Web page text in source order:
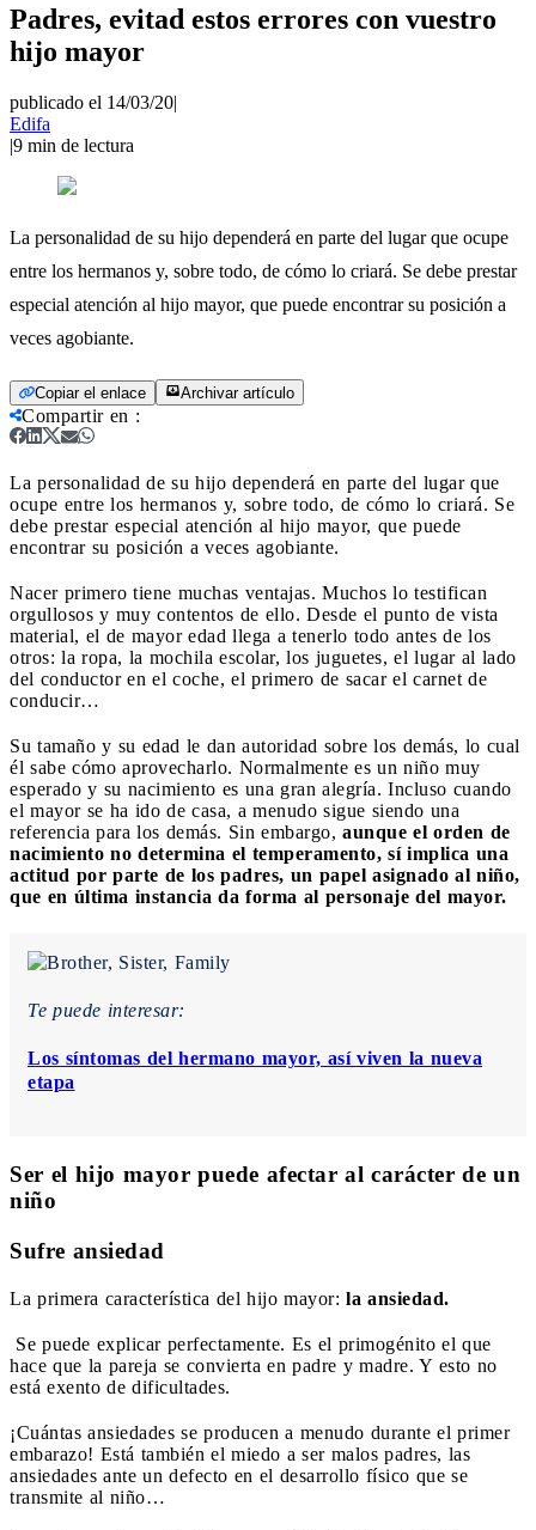
Padres, evitad estos errores con vuestro
hijo mayor
publicado el 14/03/20|
Edifa
|9 min de lectura
La personalidad de su hijo dependerá en parte del lugar que ocupe
entre los hermanos y, sobre todo, de cómo lo criará. Se debe prestar
especial atención al hijo mayor, que puede encontrar su posición a
veces agobiante.
Copiar el enlace Archivar artículo
Compartir en :
La personalidad de su hijo dependerá en parte del lugar que
ocupe entre los hermanos y, sobre todo, de cómo lo criará. Se
debe prestar especial atención al hijo mayor, que puede
encontrar su posición a veces agobiante.
Nacer primero tiene muchas ventajas. Muchos lo testifican
orgullosos y muy contentos de ello. Desde el punto de vista
material, el de mayor edad llega a tenerlo todo antes de los
otros: la ropa, la mochila escolar, los juguetes, el lugar al lado
del conductor en el coche, el primero de sacar el carnet de
conducir…
Su tamaño y su edad le dan autoridad sobre los demás, lo cual
él sabe cómo aprovecharlo. Normalmente es un niño muy
esperado y su nacimiento es una gran alegría. Incluso cuando
el mayor se ha ido de casa, a menudo sigue siendo una
referencia para los demás. Sin embargo, aunque el orden de
nacimiento no determina el temperamento, sí implica una
actitud por parte de los padres, un papel asignado al niño,
que en última instancia da forma al personaje del mayor.
Te puede interesar:
Los síntomas del hermano mayor, así viven la nueva
etapa
Ser el hijo mayor puede afectar al carácter de un
niño
Sufre ansiedad
La primera característica del hijo mayor: la ansiedad.
Se puede explicar perfectamente. Es el primogénito el que
hace que la pareja se convierta en padre y madre. Y esto no
está exento de dificultades.
¡Cuántas ansiedades se producen a menudo durante el primer
embarazo! Está también el miedo a ser malos padres, las
ansiedades ante un defecto en el desarrollo físico que se
transmite al niño…